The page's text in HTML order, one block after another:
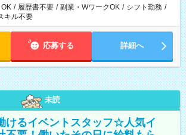
/ 履歴書不要 / 副業・WワークOK / シフト勤務 /
キル不要
応募する 詳細へ
未読
けるイベントスタッフ☆人気イ